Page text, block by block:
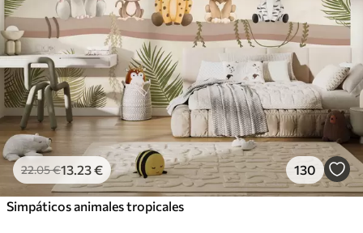
22.05€13.23€ 130
Simpáticos animales tropicales